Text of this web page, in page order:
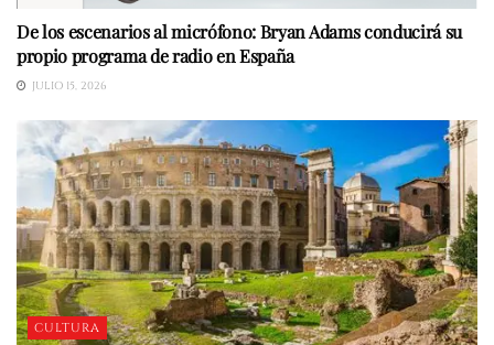
De los escenarios al micrófono: Bryan Adams conducirá su
propio programa de radio en España
JULIO 15, 2026
CULTURA